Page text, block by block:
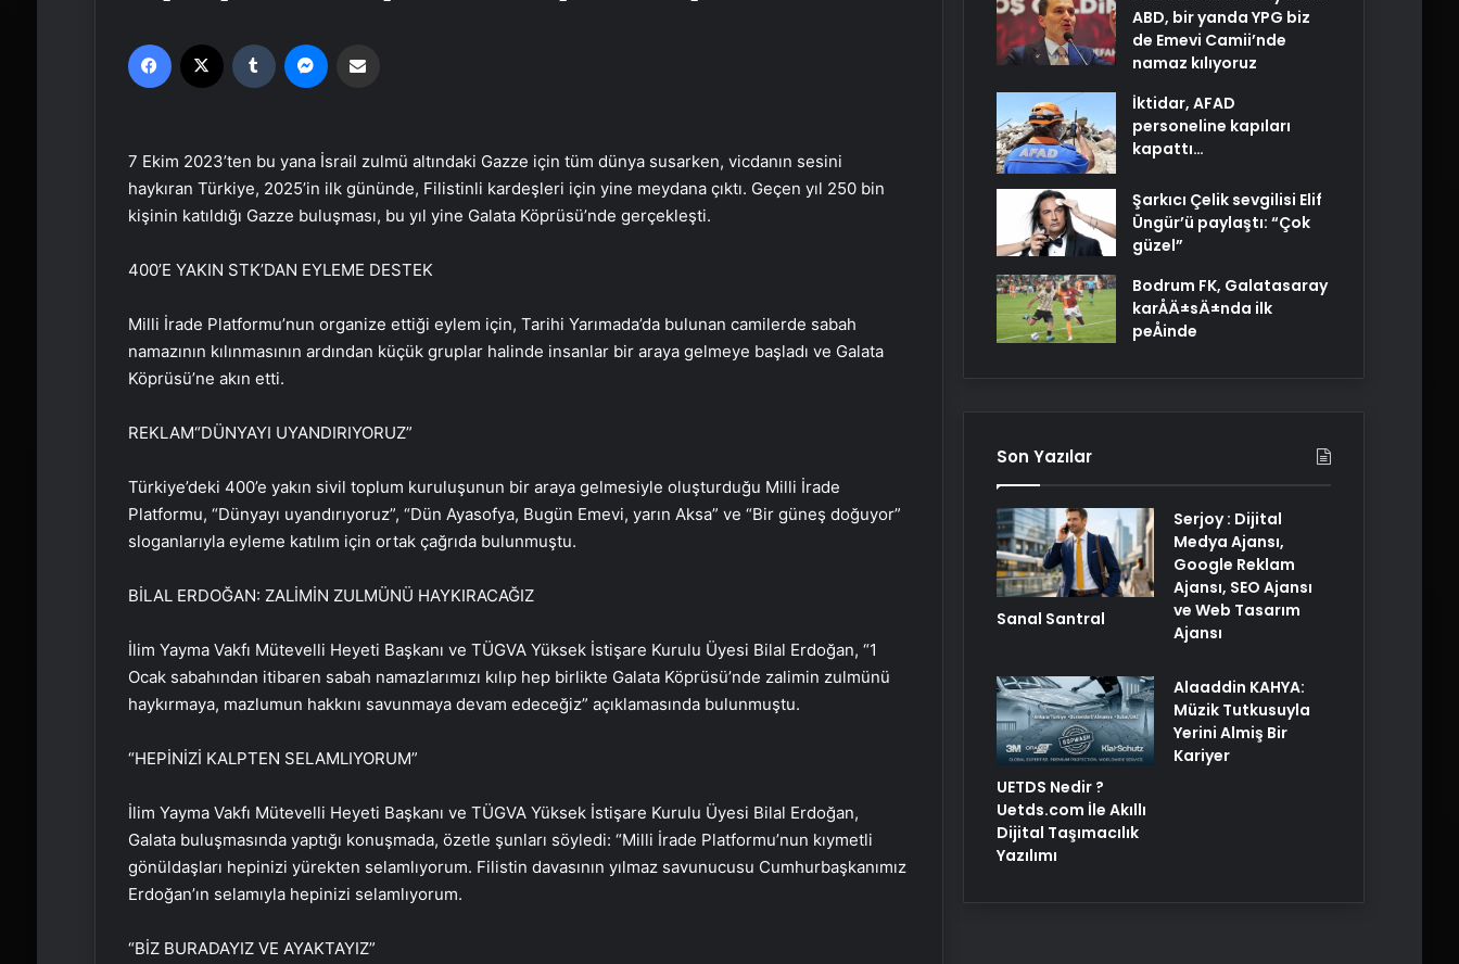
Facebook Tumblr
7 Ekim 2023’ten bu yana İsrail zulmü altındaki Gazze için tüm dünya susarken, vicdanın sesini
haykıran Türkiye, 2025’in ilk gününde, Filistinli kardeşleri için yine meydana çıktı. Geçen yıl 250 bin
kişinin katıldığı Gazze buluşması, bu yıl yine Galata Köprüsü’nde gerçekleşti.
400’E YAKIN STK’DAN EYLEME DESTEK
Milli İrade Platformu’nun organize ettiği eylem için, Tarihi Yarımada’da bulunan camilerde sabah
namazının kılınmasının ardından küçük gruplar halinde insanlar bir araya gelmeye başladı ve Galata
Köprüsü’ne akın etti.
REKLAM“DÜNYAYI UYANDIRIYORUZ”
Türkiye’deki 400’e yakın sivil toplum kuruluşunun bir araya gelmesiyle oluşturduğu Milli İrade
Platformu, “Dünyayı uyandırıyoruz”, “Dün Ayasofya, Bugün Emevi, yarın Aksa” ve “Bir güneş doğuyor”
sloganlarıyla eyleme katılım için ortak çağrıda bulunmuştu.
BİLAL ERDOĞAN: ZALİMİN ZULMÜNÜ HAYKIRACAĞIZ
İlim Yayma Vakfı Mütevelli Heyeti Başkanı ve TÜGVA Yüksek İstişare Kurulu Üyesi Bilal Erdoğan, “1
Ocak sabahından itibaren sabah namazlarımızı kılıp hep birlikte Galata Köprüsü’nde zalimin zulmünü
haykırmaya, mazlumun hakkını savunmaya devam edeceğiz” açıklamasında bulunmuştu.
“HEPİNİZİ KALPTEN SELAMLIYORUM”
İlim Yayma Vakfı Mütevelli Heyeti Başkanı ve TÜGVA Yüksek İstişare Kurulu Üyesi Bilal Erdoğan,
Galata buluşmasında yaptığı konuşmada, özetle şunları söyledi: “Milli İrade Platformu’nun kıymetli
gönüldaşları hepinizi yürekten selamlıyorum. Filistin davasının yılmaz savunucusu Cumhurbaşkanımız
Erdoğan’ın selamıyla hepinizi selamlıyorum.
“BİZ BURADAYIZ VE AYAKTAYIZ”
ABD, bir yanda YPG biz
de Emevi Camii’nde
namaz kılıyoruz
İktidar, AFAD
personeline kapıları
kapattı…
Şarkıcı Çelik sevgilisi Elif
Üngür’ü paylaştı: “Çok
güzel”
Bodrum FK, Galatasaray
karÅÄ±sÄ±nda ilk
peÅinde
Son Yazılar
Sanal Santral
Serjoy : Dijital
Medya Ajansı,
Google Reklam
Ajansı, SEO Ajansı
ve Web Tasarım
Ajansı
UETDS Nedir ?
Uetds.com İle Akıllı
Dijital Taşımacılık
Yazılımı
Alaaddin KAHYA:
Müzik Tutkusuyla
Yerini Almiş Bir
Kariyer